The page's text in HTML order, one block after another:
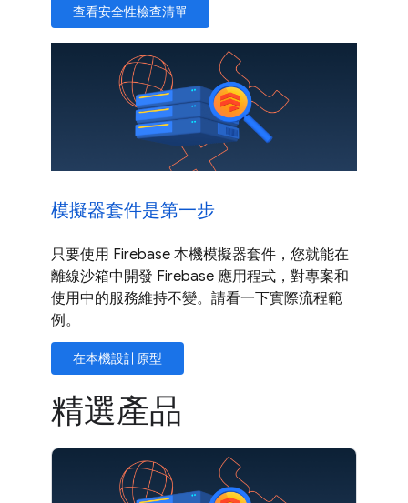
查看安全性檢查清單
模擬器套件是第一步
只要使用 Firebase 本機模擬器套件，您就能在
離線沙箱中開發 Firebase 應用程式，對專案和
使用中的服務維持不變。請看一下實際流程範
例。
在本機設計原型
精選產品